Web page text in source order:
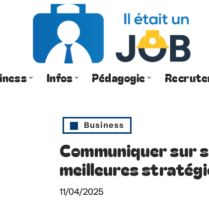
Infos Pédagogie
Business
Communiquer sur
meilleures
11/04/2025